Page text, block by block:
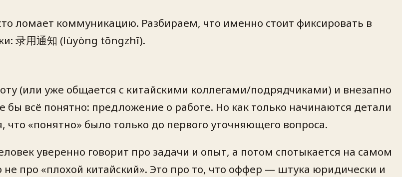
ломает коммуникацию. Разбираем, что именно стоит фиксировать в
录用通知 (lùyòng tōngzhī).
(или уже общается с китайскими коллегами/подрядчиками) и внезапно
бы всё понятно: предложение о работе. Но как только начинаются детали
«понятно» было только до первого уточняющего вопроса.
уверенно говорит про задачи и опыт, а потом спотыкается на самом
про «плохой китайский». Это про то, что оффер — штука юридически и